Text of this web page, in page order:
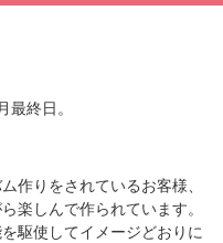
最終日。
作りをされているお客様、
楽しんで作られています。
駆使してイメージどおりに